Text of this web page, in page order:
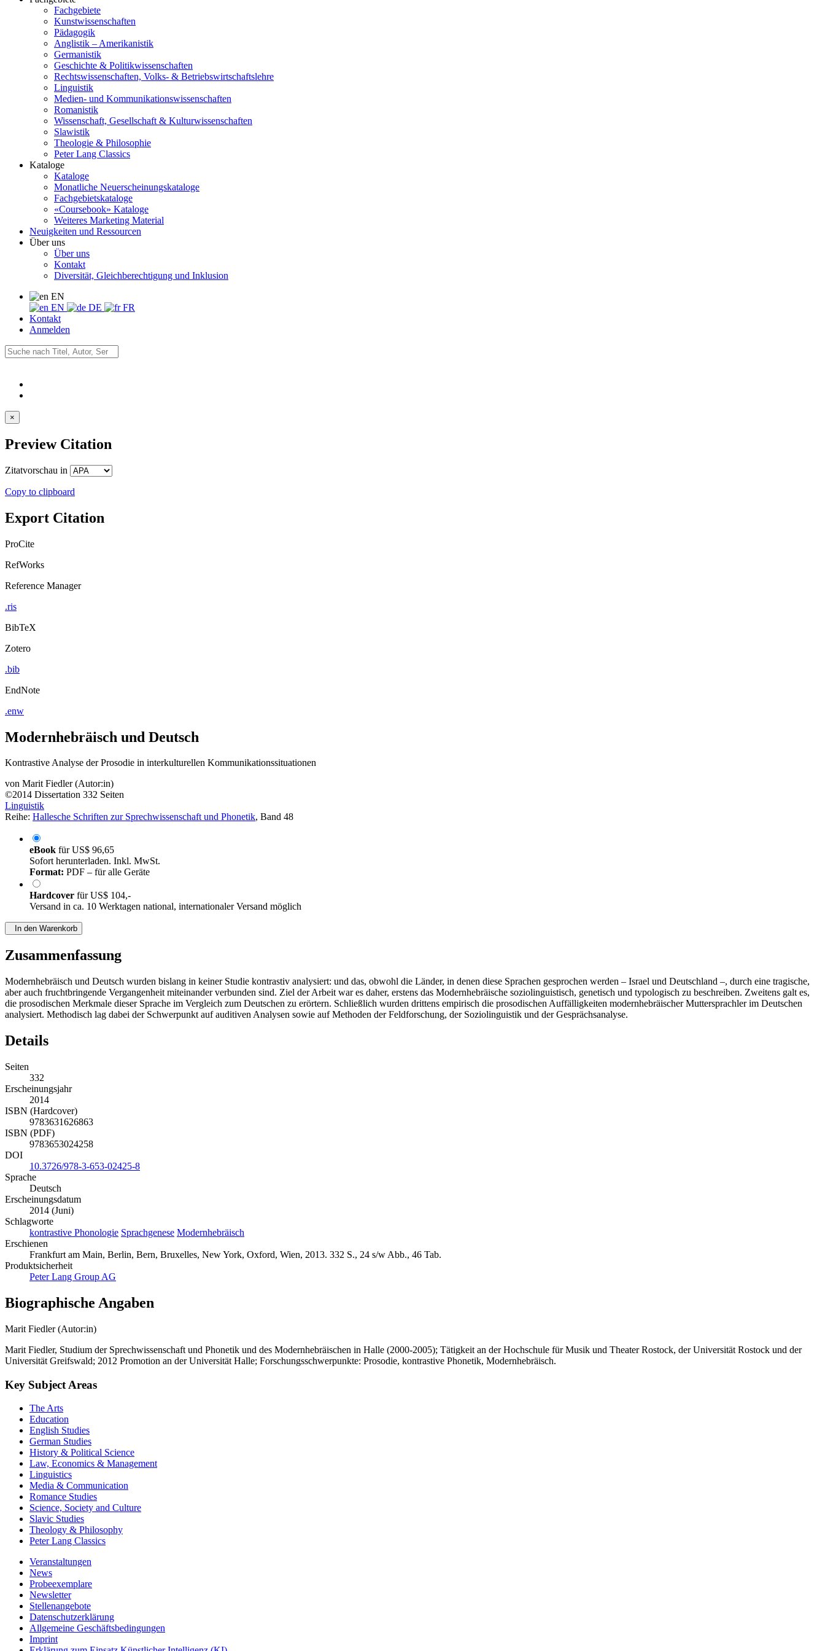
Fachgebiete
Kunstwissenschaften
Pädagogik
Anglistik – Amerikanistik
Germanistik
Geschichte & Politikwissenschaften
Rechtswissenschaften, Volks- & Betriebswirtschaftslehre
Linguistik
Medien- und Kommunikationswissenschaften
Romanistik
Wissenschaft, Gesellschaft & Kulturwissenschaften
Slawistik
Theologie & Philosophie
Peter Lang Classics
Kataloge
Kataloge
Monatliche Neuerscheinungskataloge
Fachgebietskataloge
«Coursebook» Kataloge
Weiteres Marketing Material
Neuigkeiten und Ressourcen
Über uns
Über uns
Kontakt
Diversität, Gleichberechtigung und Inklusion
EN
EN
DE
FR
Kontakt
Anmelden
×
Preview Citation
Zitatvorschau in
Copy to clipboard
Export Citation
ProCite
RefWorks
Reference Manager
.ris
BibTeX
Zotero
.bib
EndNote
.enw
Modernhebräisch und Deutsch
Kontrastive Analyse der Prosodie in interkulturellen Kommunikationssituationen
von Marit Fiedler (Autor:in)
©2014 Dissertation 332 Seiten
Linguistik
Reihe: Hallesche Schriften zur Sprechwissenschaft und Phonetik, Band 48
eBook fürUS$ 96,65
Sofort herunterladen. Inkl. MwSt.
Format: PDF – für alle Geräte
Hardcover fürUS$ 104,-
Versand in ca. 10 Werktagen national, internationaler Versand möglich
In den Warenkorb
Zusammenfassung
Modernhebräisch und Deutsch wurden bislang in keiner Studie kontrastiv analysiert: und das, obwohl die Länder, in denen diese Sprachen gesprochen werden – Israel und Deutschland –, durch eine tragische,
aber auch fruchtbringende Vergangenheit miteinander verbunden sind. Ziel der Arbeit war es daher, erstens das Modernhebräische soziolinguistisch, genetisch und typologisch zu beschreiben. Zweitens galt es,
die prosodischen Merkmale dieser Sprache im Vergleich zum Deutschen zu erörtern. Schließlich wurden drittens empirisch die prosodischen Auffälligkeiten modernhebräischer Muttersprachler im Deutschen
analysiert. Methodisch lag dabei der Schwerpunkt auf auditiven Analysen sowie auf Methoden der Feldforschung, der Soziolinguistik und der Gesprächsanalyse.
Details
Seiten
332
Erscheinungsjahr
2014
ISBN (Hardcover)
9783631626863
ISBN (PDF)
9783653024258
DOI
10.3726/978-3-653-02425-8
Sprache
Deutsch
Erscheinungsdatum
2014 (Juni)
Schlagworte
kontrastive Phonologie Sprachgenese Modernhebräisch
Erschienen
Frankfurt am Main, Berlin, Bern, Bruxelles, New York, Oxford, Wien, 2013. 332 S., 24 s/w Abb., 46 Tab.
Produktsicherheit
Peter Lang Group AG
Biographische Angaben
Marit Fiedler (Autor:in)
Marit Fiedler, Studium der Sprechwissenschaft und Phonetik und des Modernhebräischen in Halle (2000-2005); Tätigkeit an der Hochschule für Musik und Theater Rostock, der Universität Rostock und der
Universität Greifswald; 2012 Promotion an der Universität Halle; Forschungsschwerpunkte: Prosodie, kontrastive Phonetik, Modernhebräisch.
Key Subject Areas
The Arts
Education
English Studies
German Studies
History & Political Science
Law, Economics & Management
Linguistics
Media & Communication
Romance Studies
Science, Society and Culture
Slavic Studies
Theology & Philosophy
Peter Lang Classics
Veranstaltungen
News
Probeexemplare
Newsletter
Stellenangebote
Datenschutzerklärung
Allgemeine Geschäftsbedingungen
Imprint